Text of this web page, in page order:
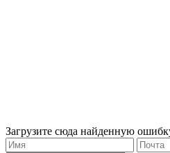
Загрузите сюда найденную